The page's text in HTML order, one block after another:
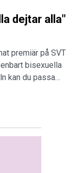
dejtar alla"
premiär på SVT
bisexuella
kan du passa…